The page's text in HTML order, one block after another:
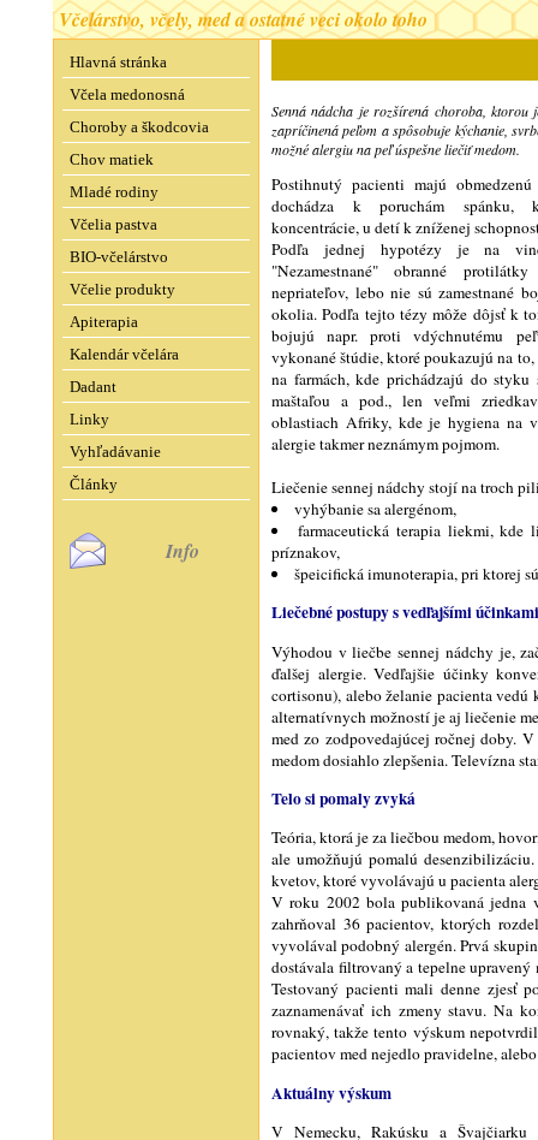
Včelárstvo, včely, med a ostatné veci okolo toho
Hlavná stránka
Včela medonosná
Choroby a škodcovia
Chov matiek
Mladé rodiny
Včelia pastva
BIO-včelárstvo
Včelie produkty
Apiterapia
Kalendár včelára
Dadant
Linky
Vyhľadávanie
Články
Info
Senná nádcha je rozšírená choroba, ktorou
zapríčinená peľom a spôsobuje kýchanie,
možné alergiu na peľ úspešne liečiť medom.
Postihnutý pacienti majú
dochádza k poruchám spánku,
koncentrácie, u detí k zníženej
Podľa jednej hypotézy je na
"Nezamestnané" obranné
nepriateľov, lebo nie sú zamestnané
okolia. Podľa tejto tézy môže dôjsť k
bojujú napr. proti vdýchnutému
vykonané štúdie, ktoré poukazujú na
na farmách, kde prichádzajú do styku
maštaľou a pod., len veľmi
oblastiach Afriky, kde je hygiena na
alergie takmer neznámym pojmom.
Liečenie sennej nádchy stojí na troch
vyhýbanie sa alergénom,
farmaceutická terapia liekmi, kde
príznakov,
špeicifická imunoterapia, pri ktorej
Liečebné postupy s vedľajšími účinkami
Výhodou v liečbe sennej nádchy je,
ďalšej alergie. Vedľajšie účinky
cortisonu), alebo želanie pacienta
alternatívnych možností je aj liečenie
med zo zodpovedajúcej ročnej doby.
medom dosiahlo zlepšenia. Televízna
Telo si pomaly zvyká
Teória, ktorá je za liečbou medom,
ale umožňujú pomalú
kvetov, ktoré vyvolávajú u pacienta
V roku 2002 bola publikovaná jedna
zahrňoval 36 pacientov, ktorých
vyvolával podobný alergén. Prvá
dostávala filtrovaný a tepelne
Testovaný pacienti mali denne zjesť
zaznamenávať ich zmeny stavu. Na
rovnaký, takže tento výskum
pacientov med nejedlo pravidelne,
Aktuálny výskum
V Nemecku, Rakúsku a Švajčiarku